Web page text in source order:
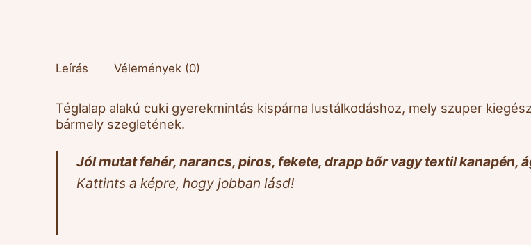
Leírás Vélemények (0)
Téglalap alakú cuki gyerekmintás kispárna lustálkodáshoz, mely szuper
bármely szegletének.
Jól mutat fehér, narancs, piros, fekete, drapp bőr vagy textil kanapén,
Kattints a képre, hogy jobban lásd!